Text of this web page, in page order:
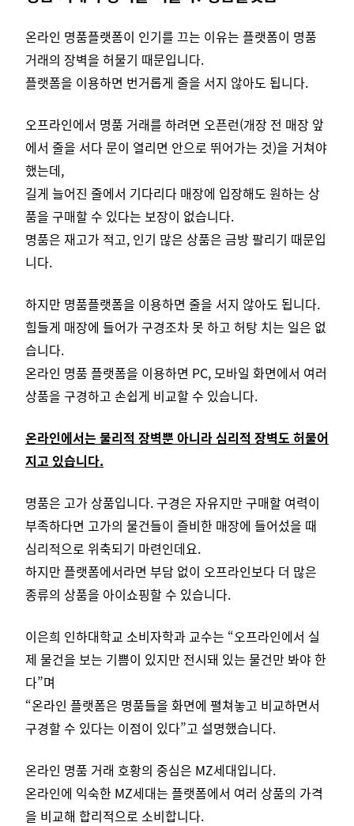
온라인 명품플랫폼이 인기를 끄는 이유는 플랫폼이 명품
거래의 장벽을 허물기 때문입니다.
플랫폼을 이용하면 번거롭게 줄을 서지 않아도 됩니다.
오프라인에서 명품 거래를 하려면 오픈런(개장 전 매장 앞
에서 줄을 서다 문이 열리면 안으로 뛰어가는 것)을 거쳐야
했는데,
길게 늘어진 줄에서 기다리다 매장에 입장해도 원하는 상
품을 구매할 수 있다는 보장이 없습니다.
명품은 재고가 적고, 인기 많은 상품은 금방 팔리기 때문입
니다.
하지만 명품플랫폼을 이용하면 줄을 서지 않아도 됩니다.
힘들게 매장에 들어가 구경조차 못 하고 허탕 치는 일은 없
습니다.
온라인 명품 플랫폼을 이용하면 PC, 모바일 화면에서 여러
상품을 구경하고 손쉽게 비교할 수 있습니다.
온라인에서는 물리적 장벽뿐 아니라 심리적 장벽도 허물어
지고 있습니다.
명품은 고가 상품입니다. 구경은 자유지만 구매할 여력이
부족하다면 고가의 물건들이 즐비한 매장에 들어섰을 때
심리적으로 위축되기 마련인데요.
하지만 플랫폼에서라면 부담 없이 오프라인보다 더 많은
종류의 상품을 아이쇼핑할 수 있습니다.
이은희 인하대학교 소비자학과 교수는 “오프라인에서 실
제 물건을 보는 기쁨이 있지만 전시돼 있는 물건만 봐야 한
다”며
“온라인 플랫폼은 명품들을 화면에 펼쳐놓고 비교하면서
구경할 수 있다는 이점이 있다”고 설명했습니다.
온라인 명품 거래 호황의 중심은 MZ세대입니다.
온라인에 익숙한 MZ세대는 플랫폼에서 여러 상품의 가격
을 비교해 합리적으로 소비합니다.